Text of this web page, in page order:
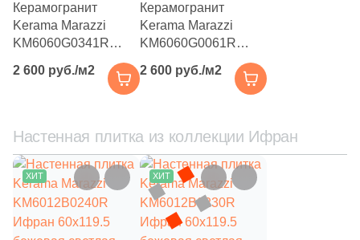
Keramin (
Keratile (3)
Kerlife (Керлайф) (71 )
Kerranova (9
LASSELSBERGER CERAMICS (146)
La Fenice (11)
La Platera (
Керамогранит
Kerama Marazzi
KM6060G0341R
бежевый светлый
2 600 руб./м2
Керамогранит
Kerama Marazzi
KM6060G0061R
Ифран 60x60 серый
светлый матовый
2 600 руб./м2
Настенная плитка из коллекции Ифран
ХИТ ХИТ